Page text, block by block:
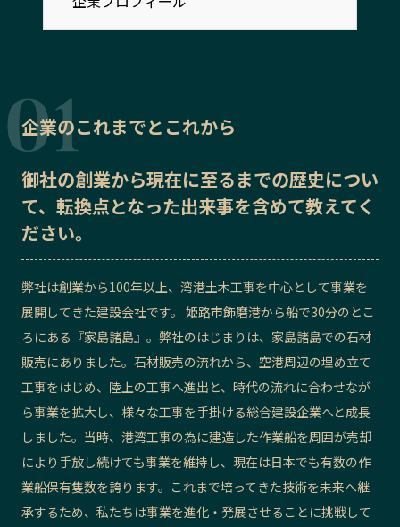
プレスリリース
MILCプロジェクト
選出企業特別対談
地域豆知識
ニッポンの百選大全集
Sporkle
「人」から探す
記事ライター アンバサダー
お問い合わせ 会社概要
企業のこれまでとこれから
御社の創業から現在に至るまでの歴史につい
て、転換点となった出来事を含めて教えてく
ださい。
弊社は創業から100年以上、湾港土木工事を中心として事業を
展開してきた建設会社です。 姫路市飾磨港から船で30分のとこ
ろにある『家島諸島』。弊社のはじまりは、家島諸島での石材
販売にありました。石材販売の流れから、空港周辺の埋め立て
工事をはじめ、陸上の工事へ進出と、時代の流れに合わせなが
ら事業を拡大し、様々な工事を手掛ける総合建設企業へと成長
しました。当時、港湾工事の為に建造した作業船を周囲が売却
により手放し続けても事業を維持し、現在は日本でも有数の作
業船保有隻数を誇ります。これまで培ってきた技術を未来へ継
承するため、私たちは事業を進化・発展させることに挑戦して